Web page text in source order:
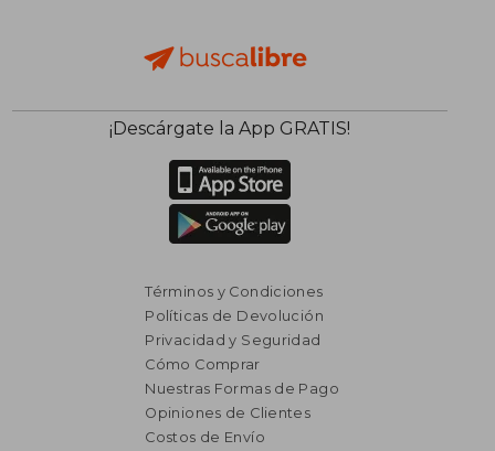
¡Descárgate la App GRATIS!
Términos y Condiciones
Políticas de Devolución
Privacidad y Seguridad
Cómo Comprar
Nuestras Formas de Pago
Opiniones de Clientes
Costos de Envío